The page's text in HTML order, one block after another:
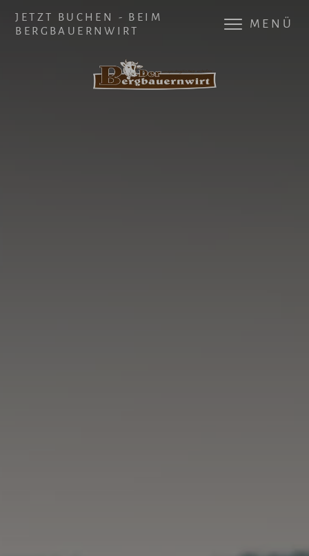
JETZT BUCHEN - BEIM
BERGBAUERNWIRT
MENÜ